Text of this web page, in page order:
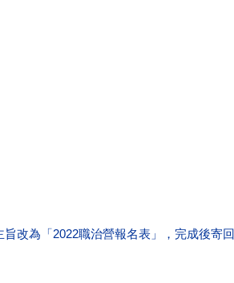
改為「2022職治營報名表」，完成後寄